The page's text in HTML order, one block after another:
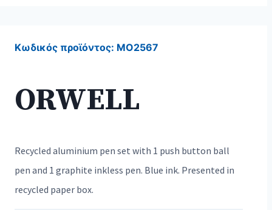
Κωδικός προϊόντος: MO2567
ORWELL
Recycled aluminium pen set with 1 push button ball
pen and 1 graphite inkless pen. Blue ink. Presented in
recycled paper box.